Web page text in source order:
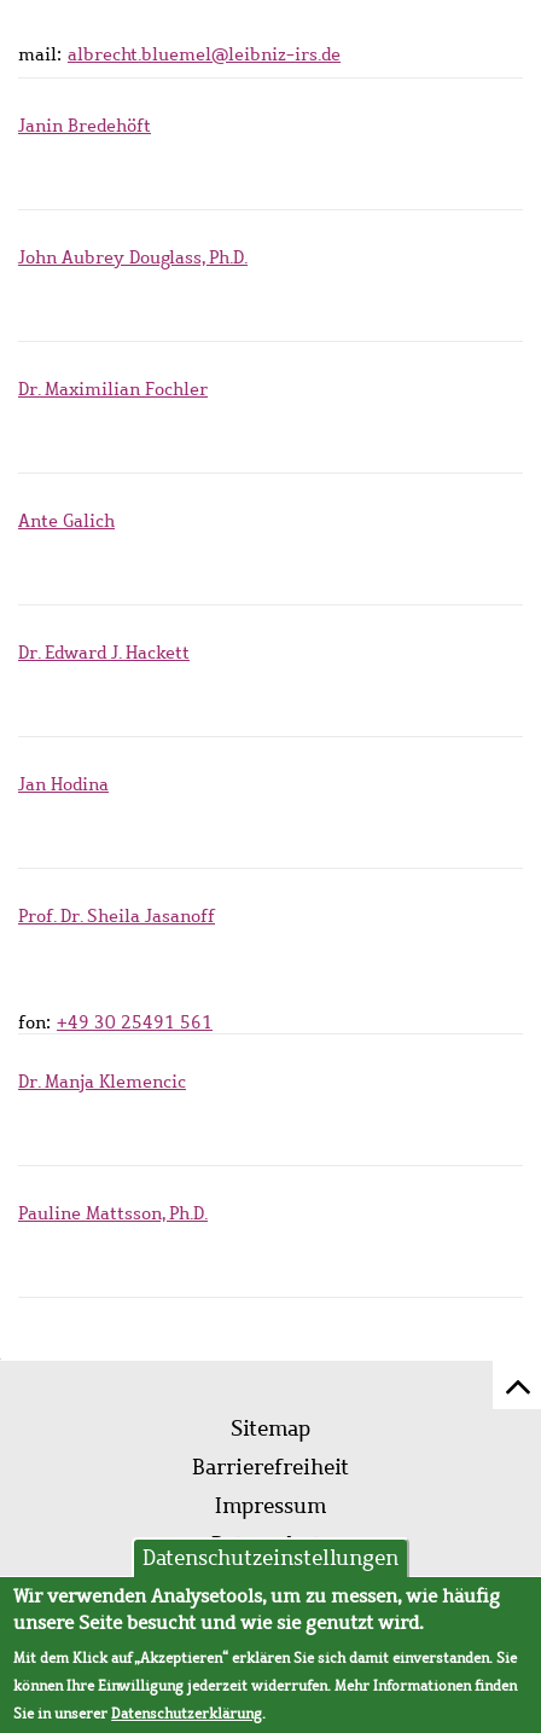
mail: albrecht.bluemel@leibniz-irs.de
Janin Bredehöft
John Aubrey Douglass, Ph.D.
Dr. Maximilian Fochler
Ante Galich
Dr. Edward J. Hackett
Jan Hodina
Prof. Dr. Sheila Jasanoff
fon: +49 30 25491 561
Dr. Manja Klemencic
Pauline Mattsson, Ph.D.
Fußleistenmenü
Sitemap
Barrierefreiheit
Impressum
Datenschutz
AVB
Datenschutzeinstellungen
Wir verwenden Analysetools, um zu messen, wie häufig
unsere Seite besucht und wie sie genutzt wird.
Mit dem Klick auf „Akzeptieren“ erklären Sie sich damit einverstanden. Sie
können Ihre Einwilligung jederzeit widerrufen. Mehr Informationen finden
Sie in unsererDatenschutzerklärung.